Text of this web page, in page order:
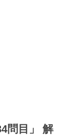
問目」 解